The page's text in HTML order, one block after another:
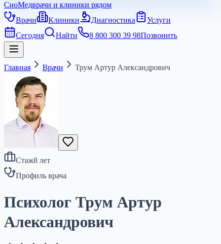
СиоМедврачи и клиники рядом
Врачи
Клиники Диагностика
Услуги
Сегодня
Найти 8 800 300 39 98Позвонить
Главная Врачи Трум Артур Александрович
Стаж8 лет
Профиль врача
Психолог Трум Артур
Александрович